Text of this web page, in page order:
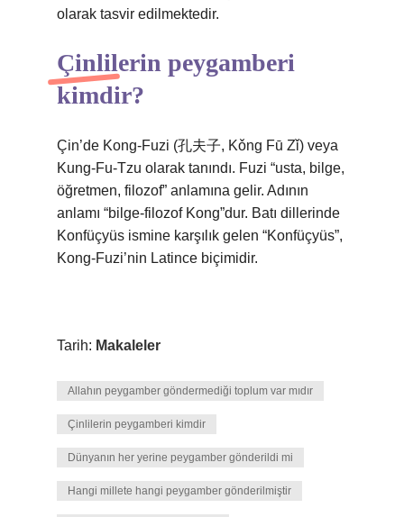
olarak tasvir edilmektedir.
Çinlilerin peygamberi
kimdir?
Çin’de Kong-Fuzi (孔夫子, Kǒng Fū Zǐ) veya
Kung-Fu-Tzu olarak tanındı. Fuzi “usta, bilge,
öğretmen, filozof” anlamına gelir. Adının
anlamı “bilge-filozof Kong”dur. Batı dillerinde
Konfüçyüs ismine karşılık gelen “Konfüçyüs”,
Kong-Fuzi’nin Latince biçimidir.
Tarih: Makaleler
Allahın peygamber göndermediği toplum var mıdır
Çinlilerin peygamberi kimdir
Dünyanın her yerine peygamber gönderildi mi
Hangi millete hangi peygamber gönderilmiştir